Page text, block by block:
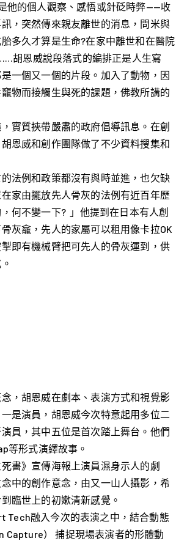
他的個人觀察、感悟或針砭時弊——收
，突然傳來親友離世的消息，問米與
多久才算是生命?在家中離世和在醫院
胡恩威說段落式的編排正是人生寫
一個又一個的片段。加入了動物，因
物而接觸生與死的課題，佛教所講的
實質挾帶嚴肅的政府倡導訊息。在創
恩威和創作團隊做了不少資料搜集和
法例和政策都沒有與時並進，也欠缺
家由擺放先人骨灰的法例有近百年歷
何不變一下? 」他提到在日本有人創
灰龕，先人的家屬可以租用像卡拉OK
即有機械臂把可先人的骨灰運到，供
，胡恩威在劇本、表演方式和視覺影
是演員，胡恩威今次特意起用多位二
員，其中五位是首次踏上舞台。他們
等形式演繹故事。
書》宣傳海報上演員濕身示人的劇
中的創作意念，由又一山人攝影，希
臨世上的初嫰清新感覺。
Tech融入今次的表演之中，結合動態
Capture） 捕捉現場表演者的形體動